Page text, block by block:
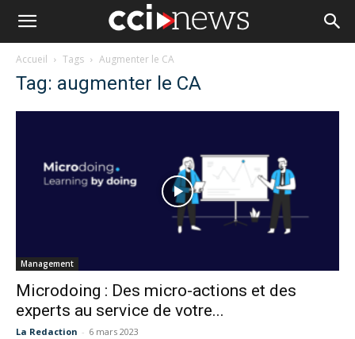
Accueil Tags Augmenter le CA
Tag: augmenter le CA
Management
Microdoing : Des micro-actions et des
experts au service de votre...
La Redaction - 6 mars 2023